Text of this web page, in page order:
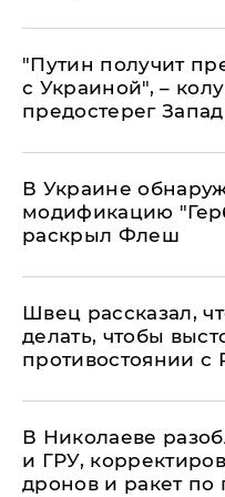
"Путин получит
с Украиной", –
предостерег
В Украине
модификацию
раскрыл Флеш
Швец рассказал,
делать, чтобы
противостоянии с
В Николаеве
и ГРУ,
дронов и ракет по